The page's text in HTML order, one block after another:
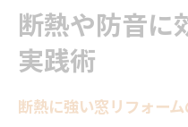
断熱や防音に
実践術
断熱に強い窓リフォー